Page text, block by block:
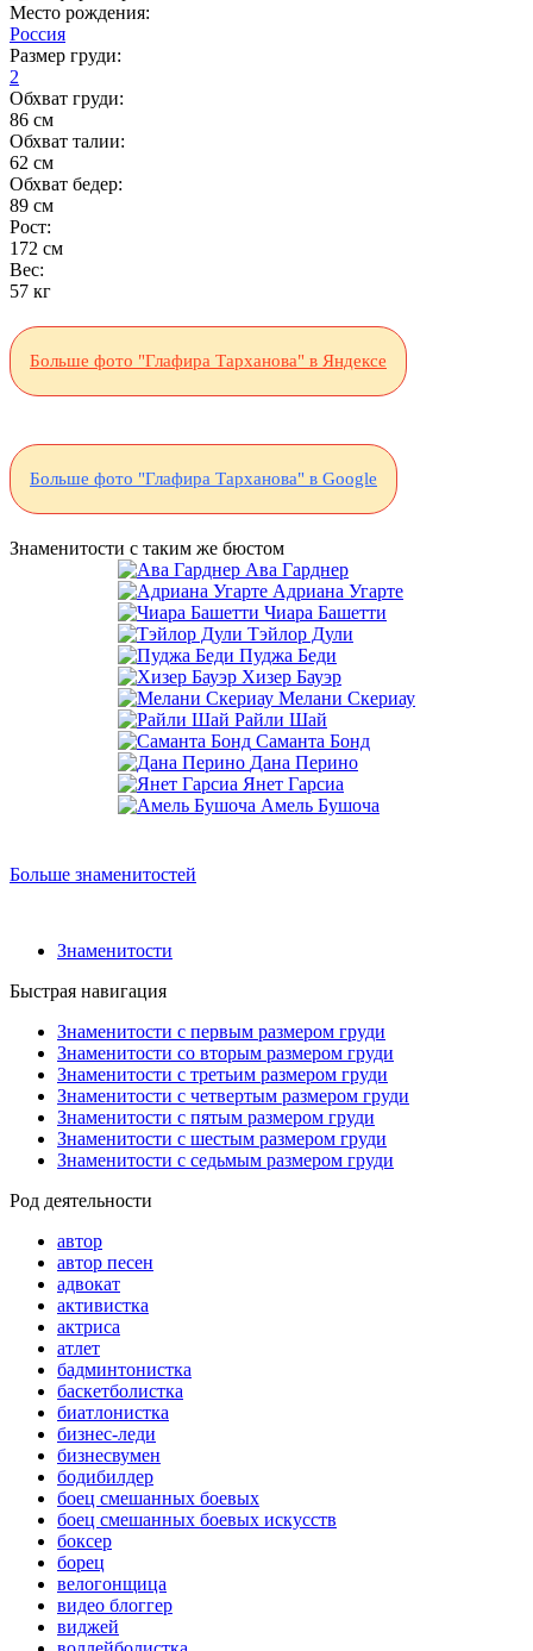
Место рождения:
Россия
Размер груди:
2
Обхват груди:
86 см
Обхват талии:
62 см
Обхват бедер:
89 см
Рост:
172 см
Вес:
57 кг
Больше фото "Глафира Тарханова" в Яндексе
Больше фото "Глафира Тарханова" в Google
Знаменитости с таким же бюстом
Ава Гарднер
Адриана Угарте
Чиара Башетти
Тэйлор Дули
Пуджа Беди
Хизер Бауэр
Мелани Скериау
Райли Шай
Саманта Бонд
Дана Перино
Янет Гарсиа
Амель Бушоча
Больше знаменитостей
Знаменитости
Быстрая навигация
Знаменитости с первым размером груди
Знаменитости со вторым размером груди
Знаменитости с третьим размером груди
Знаменитости с четвертым размером груди
Знаменитости с пятым размером груди
Знаменитости с шестым размером груди
Знаменитости с седьмым размером груди
Род деятельности
автор
автор песен
адвокат
активистка
актриса
атлет
бадминтонистка
баскетболистка
биатлонистка
бизнес-леди
бизнесвумен
бодибилдер
боец смешанных боевых
боец смешанных боевых искусств
боксер
борец
велогонщица
видео блоггер
виджей